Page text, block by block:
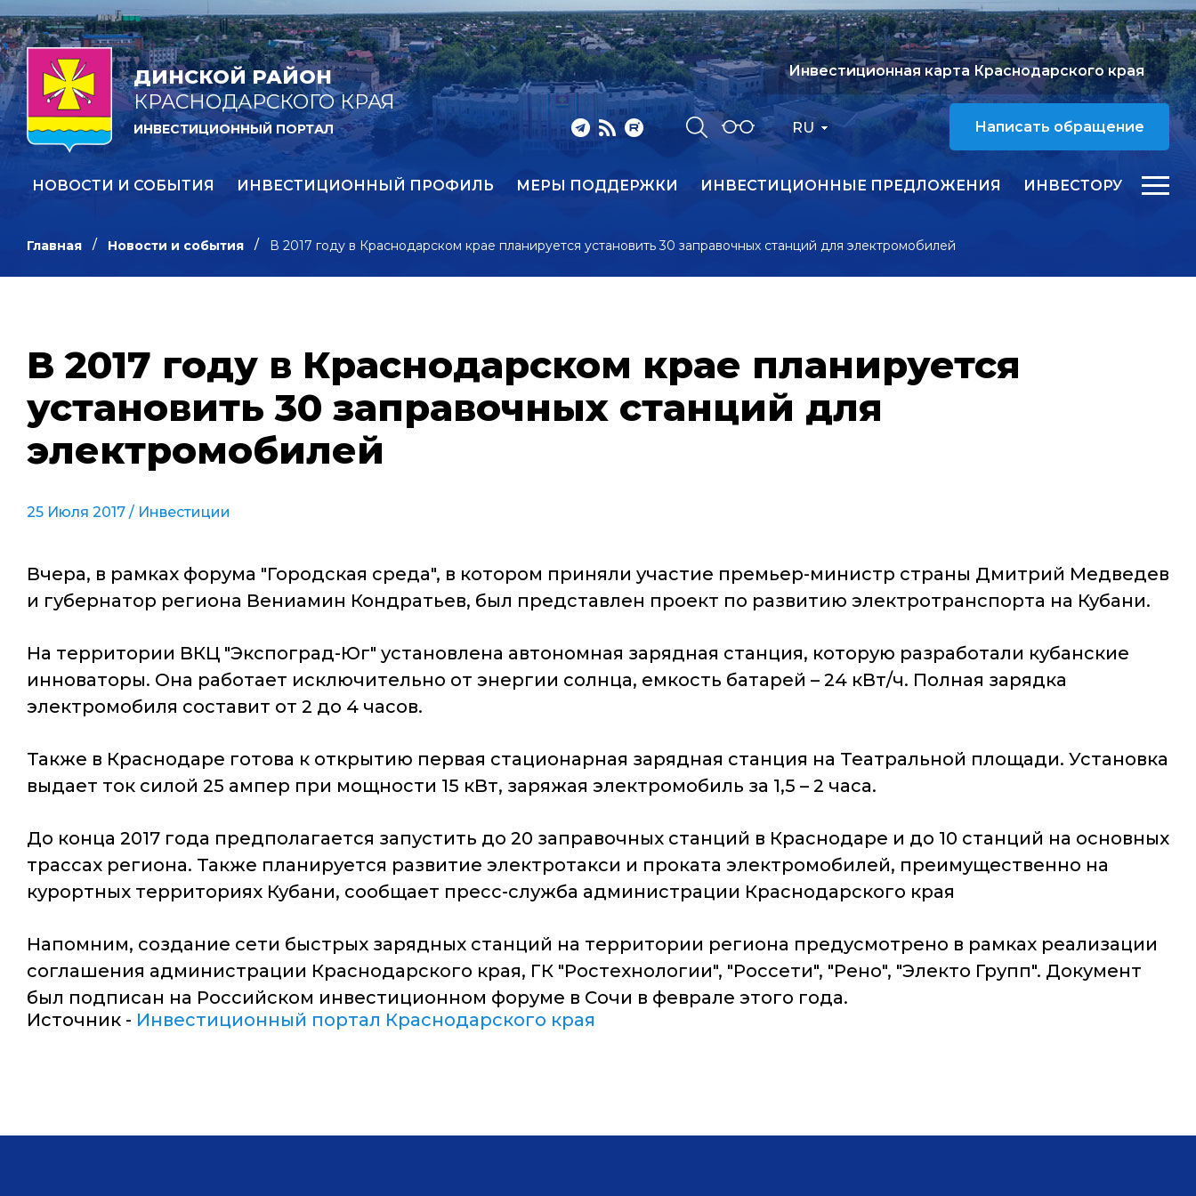
ДИНСКОЙ РАЙОН
КРАСНОДАРСКОГО КРАЯ
ИНВЕСТИЦИОННЫЙ ПОРТАЛ RU
Инвестиционная карта Краснодарского края
Написать обращение
НОВОСТИ И СОБЫТИЯ ИНВЕСТИЦИОННЫЙ ПРОФИЛЬ МЕРЫ ПОДДЕРЖКИ ИНВЕСТИЦИОННЫЕ ПРЕДЛОЖЕНИЯ ИНВЕСТОРУ
Главная Новости и события В 2017 году в Краснодарском крае планируется установить 30 заправочных станций для электромобилей
В 2017 году в Краснодарском крае планируется
установить 30 заправочных станций для
электромобилей
25 Июля 2017 / Инвестиции
Вчера, в рамках форума "Городская среда", в котором приняли участие премьер-министр страны Дмитрий Медведев
и губернатор региона Вениамин Кондратьев, был представлен проект по развитию электротранспорта на Кубани.
На территории ВКЦ "Экспоград-Юг" установлена автономная зарядная станция, которую разработали кубанские
инноваторы. Она работает исключительно от энергии солнца, емкость батарей – 24 кВт/ч. Полная зарядка
электромобиля составит от 2 до 4 часов.
Также в Краснодаре готова к открытию первая стационарная зарядная станция на Театральной площади. Установка
выдает ток силой 25 ампер при мощности 15 кВт, заряжая электромобиль за 1,5 – 2 часа.
До конца 2017 года предполагается запустить до 20 заправочных станций в Краснодаре и до 10 станций на основных
трассах региона. Также планируется развитие электротакси и проката электромобилей, преимущественно на
курортных территориях Кубани, сообщает пресс-служба администрации Краснодарского края
Напомним, создание сети быстрых зарядных станций на территории региона предусмотрено в рамках реализации
соглашения администрации Краснодарского края, ГК "Ростехнологии", "Россети", "Рено", "Электо Групп". Документ
был подписан на Российском инвестиционном форуме в Сочи в феврале этого года.
Источник - Инвестиционный портал Краснодарского края